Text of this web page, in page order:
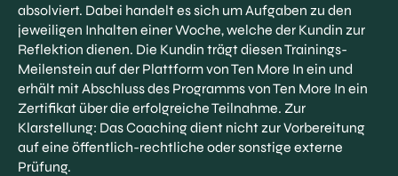
absolviert. Dabei handelt es sich um Aufgaben zu den
jeweiligen Inhalten einer Woche, welche der Kundin zur
Reflektion dienen. Die Kundin trägt diesen Trainings-
Meilenstein auf der Plattform von Ten More In ein und
erhält mit Abschluss des Programms von Ten More In ein
Zertifikat über die erfolgreiche Teilnahme. Zur
Klarstellung: Das Coaching dient nicht zur Vorbereitung
auf eine öffentlich-rechtliche oder sonstige externe
Prüfung.